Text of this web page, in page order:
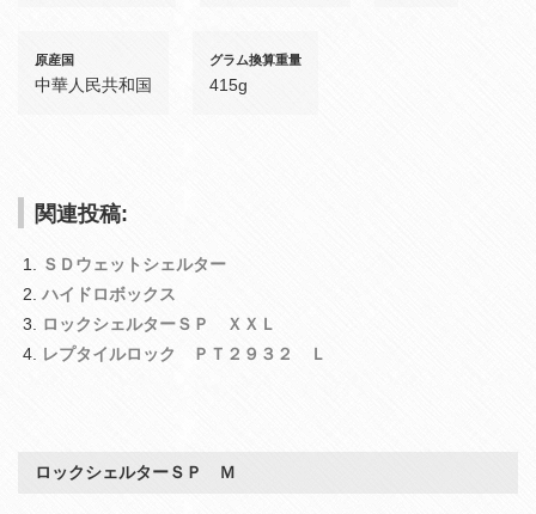
原産国
中華人民共和国
グラム換算重量
415g
関連投稿:
ＳＤウェットシェルター
ハイドロボックス
ロックシェルターＳＰ ＸＸＬ
レプタイルロック ＰＴ２９３２ Ｌ
ロックシェルターＳＰ Ｍ